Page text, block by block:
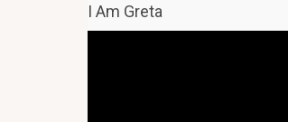
I Am Greta